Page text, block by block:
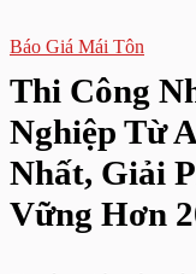
Báo Giá Mái Tôn
Thi Công
Nghiệp Từ
Nhất, Giải
Vững Hơn